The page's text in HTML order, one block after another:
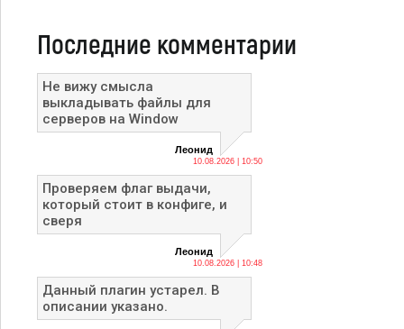
Последние комментарии
Не вижу смысла
выкладывать файлы для
серверов на Window
Леонид
10.08.2026 | 10:50
Проверяем флаг выдачи,
который стоит в конфиге, и
сверя
Леонид
10.08.2026 | 10:48
Данный плагин устарел. В
описании указано.